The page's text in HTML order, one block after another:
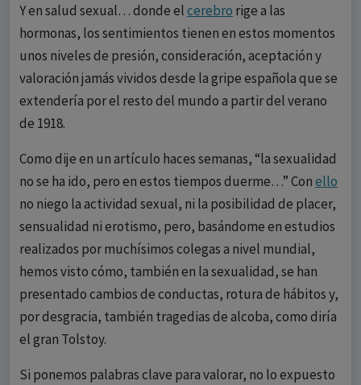
Y en salud sexual… donde elcerebro rige a las
hormonas, los sentimientos tienen en estos momentos
unos niveles de presión, consideración, aceptación y
valoración jamás vividos desde la gripe española que se
extendería por el resto del mundo a partir del verano
de 1918.
Como dije en un artículo haces semanas, “la sexualidad
no se ha ido, pero en estos tiempos duerme…” Conello
no niego la actividad sexual, ni la posibilidad de placer,
sensualidad ni erotismo, pero, basándome en estudios
realizados por muchísimos colegas a nivel mundial,
hemos visto cómo, también en la sexualidad, se han
presentado cambios de conductas, rotura de hábitos y,
por desgracia, también tragedias de alcoba, como diría
el gran Tolstoy.
Si ponemos palabras clave para valorar, no lo expuesto